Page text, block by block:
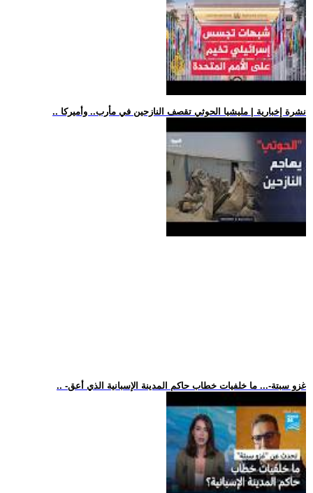
.. نشرة إخبارية | مليشيا الحوثي تقصف النازحين في مأرب.. وأميركا
.. -غزو سبتة-... ما خلفيات خطاب حاكم المدينة الإسبانية الذي أعق